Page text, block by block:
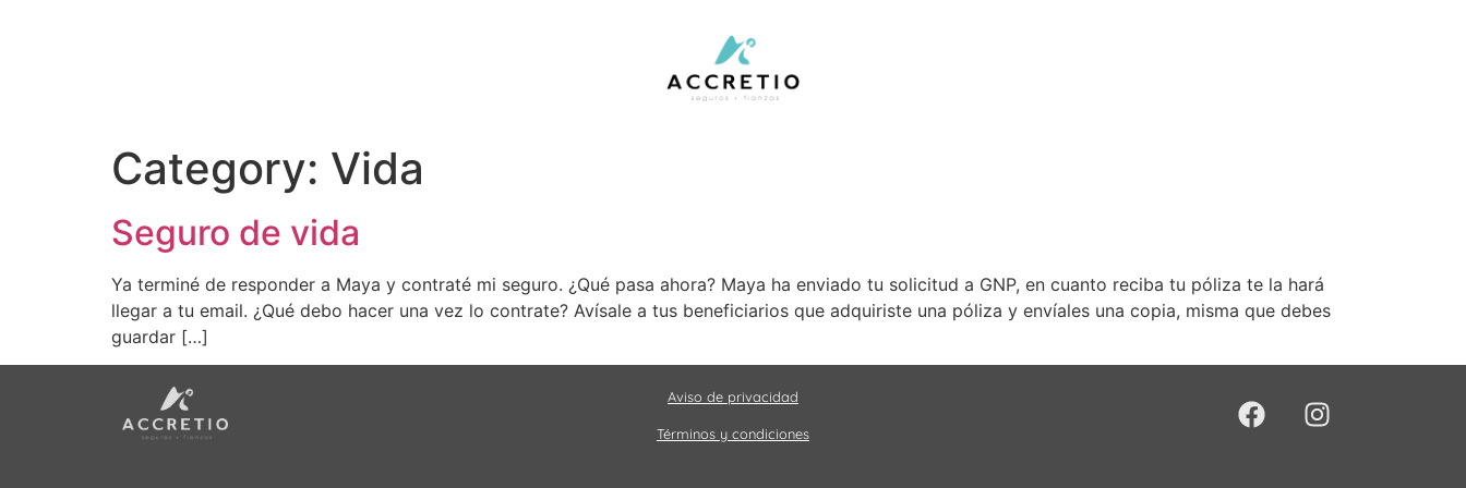
Category: Vida
Seguro de vida
Ya terminé de responder a Maya y contraté mi seguro. ¿Qué pasa ahora? Maya ha enviado tu solicitud a GNP, en cuanto reciba tu póliza te la hará
llegar a tu email. ¿Qué debo hacer una vez lo contrate? Avísale a tus beneficiarios que adquiriste una póliza y envíales una copia, misma que debes
guardar […]
Aviso de privacidad
Términos y condiciones